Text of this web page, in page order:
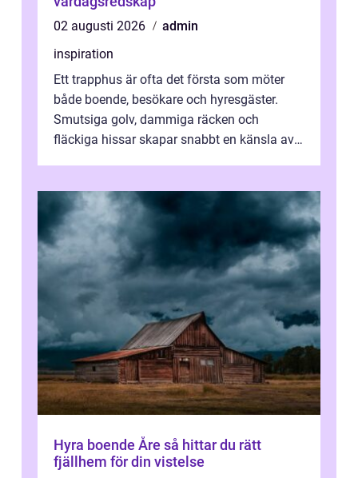
02 augusti 2026
admin
inspiration
Ett trapphus är ofta det första som möter
både boende, besökare och hyresgäster.
Smutsiga golv, dammiga räcken och
fläckiga hissar skapar snabbt en känsla av
Hyra boende Åre så hittar du rätt
fjällhem för din vistelse